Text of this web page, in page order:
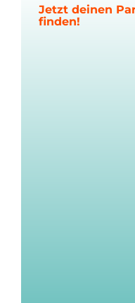
Jetzt deinen
finden!